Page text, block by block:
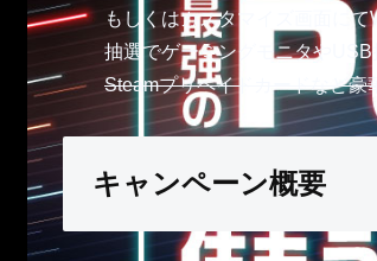
もしくはカスタマイズ画面に
抽選でゲーミングモニタや
Steamプリペイドカードなど豪
キャンペーン概要